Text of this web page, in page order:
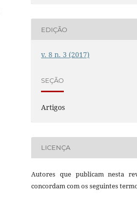
EDIÇÃO
v. 8 n. 3 (2017)
SEÇÃO
Artigos
LICENÇA
Autores que publicam nesta
concordam com os seguintes